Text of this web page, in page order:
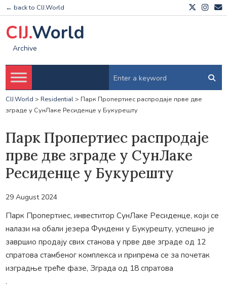
← back to CIJ.World
CIJ.World
Archive
CIJ.World > Residential> Парк Пропертиес распродаје прве две
зграде у СунЛаке Ресиденце у Букурешту
Парк Пропертиес распродаје
прве две зграде у СунЛаке
Ресиденце у Букурешту
29 August 2024
Парк Пропертиес, инвеститор СунЛаке Ресиденце, који се
налази на обали језера Фундени у Букурешту, успешно је
завршио продају свих станова у прве две зграде од 12
спратова стамбеног комплекса и припрема се за почетак
изградње треће фазе, Зграда од 18 спратова
.